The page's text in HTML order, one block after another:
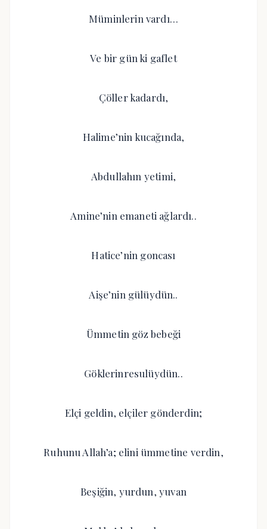
Müminlerin vardı…
Ve bir gün ki gaflet
Çöller kadardı,
Halime’nin kucağında,
Abdullahın yetimi,
Amine’nin emaneti ağlardı..
Hatice’nin goncası
Aişe’nin gülüydün..
Ümmetin göz bebeği
Göklerinresulüydün..
Elçi geldin, elçiler gönderdin;
Ruhunu Allah’a; elini ümmetine verdin,
Beşiğin, yurdun, yuvan